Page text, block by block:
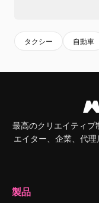
タクシー 自動車
最高のクリエイティブ
エイター、企業、代
製品